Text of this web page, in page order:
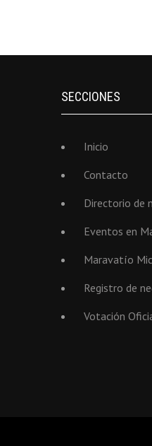
SECCIONES
Inicio
Contacto
Directorio de
Eventos en
Maravatío
Registro de
Votación